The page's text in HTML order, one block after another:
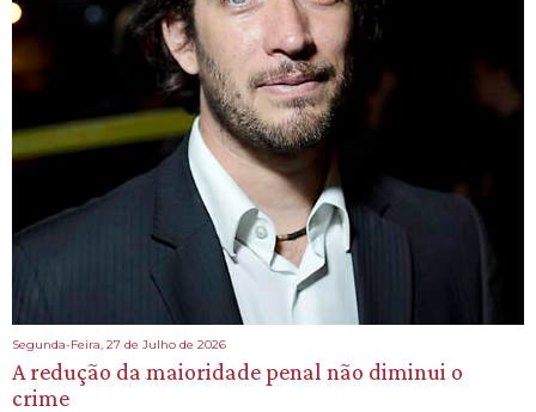
Segunda-Feira, 27 de Julho de 2026
A redução da maioridade penal não diminui o
crime